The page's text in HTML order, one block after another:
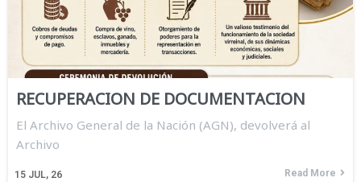
RECUPERACION DE DOCUMENTACION
15 JUL, 26
El Archivo General de la Nación (AGN), devolverá al
Archivo
Read More